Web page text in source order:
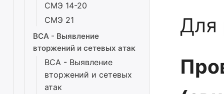
СМЭ 14-20
СМЭ 21
ВСА - Выявление
вторжений и сетевых атак
ВСА - Выявление
вторжений и сетевых
атак
Для